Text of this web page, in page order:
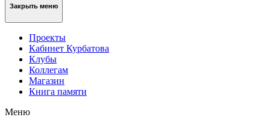
Закрыть меню
Проекты
Кабинет Курбатова
Клубы
Коллегам
Магазин
Книга памяти
Меню